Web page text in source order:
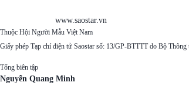
www.saostar.vn
Thuộc Hội Người Mẫu Việt Nam
Giấy phép Tạp chí điện tử Saostar số: 13/GP-BTTTT do Bộ
Tổng biên tập
Nguyễn Quang Minh